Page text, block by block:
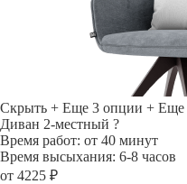
Скрыть + Еще 3 опции + Еще
Диван 2-местный ?
Время работ: от 40 минут
Время высыхания: 6-8 часов
от 4225 ₽